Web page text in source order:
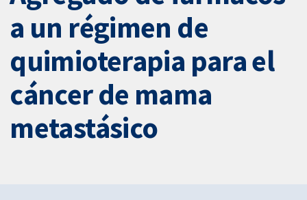
a un régimen de
quimioterapia para el
cáncer de mama
metastásico